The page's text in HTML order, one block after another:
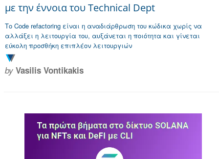
με την έννοια του Technical Dept
Το Code refactoring είναι η αναδιάρθρωση του κώδικα χωρίς να
αλλάξει η λειτουργία του, αυξάνεται η ποιότητα και γίνεται
εύκολη προσθήκη επιπλέον λειτουργιών
by Vasilis Vontikakis